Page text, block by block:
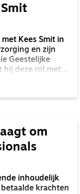
Kees Smit in
en zijn
Geestelijke
hij deze rol met
plaats gedreven
verzorger bij
Kees door over
het geestelijk
om
inhoudelijk
krachten